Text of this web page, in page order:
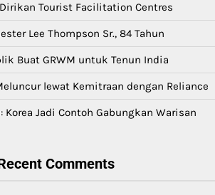
Tourist Facilitation Centres
Lee Thompson Sr., 84 Tahun
Buat GRWM untuk Tenun India
lewat Kemitraan dengan Reliance
Korea Jadi Contoh Gabungkan Warisan
Comments